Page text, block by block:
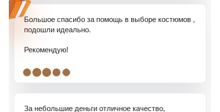
Большое спасибо за помощь в выборе костюмов ,
подошли идеально.
Рекомендую!
. . . . .
За небольшие деньги отличное качество,